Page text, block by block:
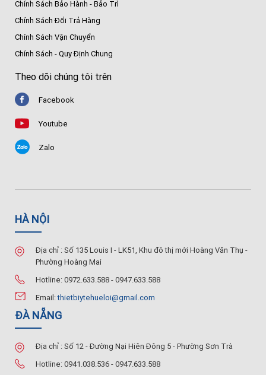
Chính Sách Bảo Hành - Bảo Trì
Chính Sách Đổi Trả Hàng
Chính Sách Vận Chuyển
Chính Sách - Quy Định Chung
Theo dõi chúng tôi trên
Facebook
Youtube
Zalo
HÀ NỘI
Địa chỉ : Số 135 Louis I - LK51, Khu đô thị mới Hoàng Văn Thụ -
Phường Hoàng Mai
Hotline: 0972.633.588 - 0947.633.588
Email:thietbiytehueloi@gmail.com
ĐÀ NẴNG
Địa chỉ : Số 12 - Đường Nại Hiên Đông 5 - Phường Sơn Trà
Hotline: 0941.038.536 - 0947.633.588